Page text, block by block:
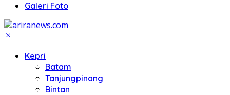
Galeri Foto
Kepri
Batam
Tanjungpinang
Bintan